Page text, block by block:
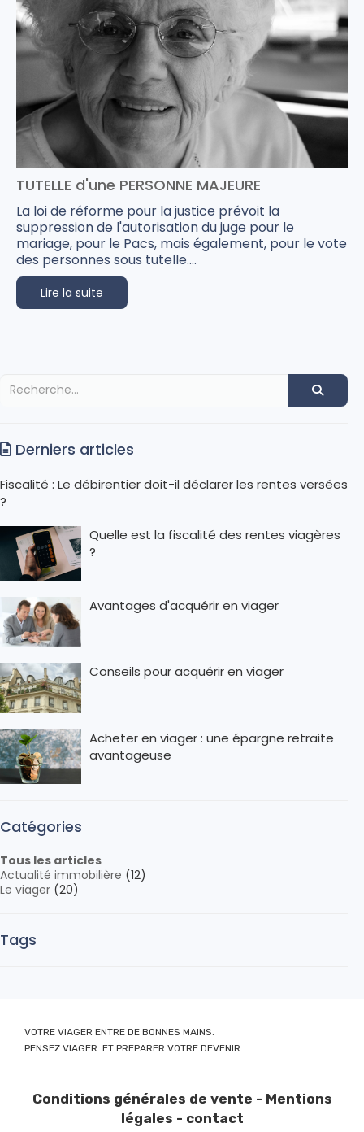
TUTELLE d'une PERSONNE MAJEURE
La loi de réforme pour la justice prévoit la
suppression de l'autorisation du juge pour le
mariage, pour le Pacs, mais également, pour le vote
des personnes sous tutelle....
Lire la suite
Derniers articles
Fiscalité : Le débirentier doit-il déclarer les rentes versées
?
Quelle est la fiscalité des rentes viagères
?
Avantages d'acquérir en viager
Conseils pour acquérir en viager
Acheter en viager : une épargne retraite
avantageuse
Catégories
Tous les articles
Actualité immobilière (12)
Le viager (20)
Tags
VOTRE VIAGER ENTRE DE BONNES MAINS.
PENSEZ VIAGER ET PREPARER VOTRE DEVENIR
Conditions générales de vente - Mentions
légales - contact